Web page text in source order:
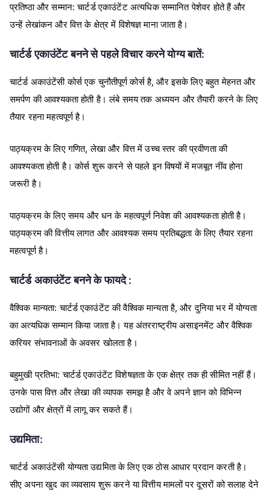
प्रतिष्ठा और सम्मान:चार्टर्ड एकाउंटेंट अत्यधिक सम्मानित पेशेवर होते हैं और
उन्हें लेखांकन और वित्त के क्षेत्र में विशेषज्ञ माना जाता है।
चार्टर्ड एकाउंटेंट बनने से पहले विचार करने योग्य बातें:
चार्टर्ड अकाउंटेंसी कोर्स एक चुनौतीपूर्ण कोर्स है,और इसके लिए बहुत मेहनत और
समर्पण की आवश्यकता होती है। लंबे समय तक अध्ययन और तैयारी करने के लिए
तैयार रहना महत्वपूर्ण है।
पाठ्यक्रम के लिए गणित,लेखा और वित्त में उच्च स्तर की प्रवीणता की
आवश्यकता होती है। कोर्स शुरू करने से पहले इन विषयों में मजबूत नींव होना
जरूरी है।
पाठ्यक्रम के लिए समय और धन के महत्वपूर्ण निवेश की आवश्यकता होती है।
पाठ्यक्रम की वित्तीय लागत और आवश्यक समय प्रतिबद्धता के लिए तैयार रहना
महत्वपूर्ण है।
चार्टर्ड अकाउंटेंट बनने के फायदे:
वैश्विक मान्यता:चार्टर्ड एकाउंटेंट की वैश्विक मान्यता है,और दुनिया भर में योग्यता
का अत्यधिक सम्मान किया जाता है। यह अंतरराष्ट्रीय असाइनमेंट और वैश्विक
करियर संभावनाओं के अवसर खोलता है।
बहुमुखी प्रतिभा:चार्टर्ड एकाउंटेंट विशेषज्ञता के एक क्षेत्र तक ही सीमित नहीं हैं।
उनके पास वित्त और लेखा की व्यापक समझ है और वे अपने ज्ञान को विभिन्न
उद्योगों और क्षेत्रों में लागू कर सकते हैं।
उद्यमिता:
चार्टर्ड अकाउंटेंसी योग्यता उद्यमिता के लिए एक ठोस आधार प्रदान करती है।
सीए अपना खुद का व्यवसाय शुरू करने या वित्तीय मामलों पर दूसरों को सलाह देने